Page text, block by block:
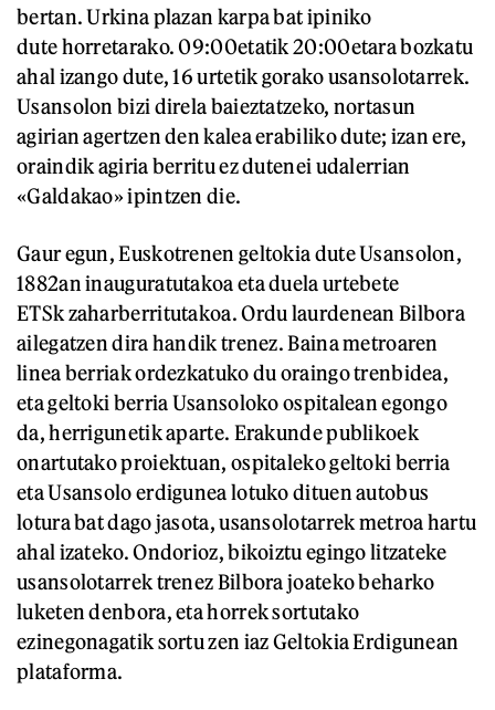
bertan. Urkina plazan karpa bat ipiniko
dute horretarako. 09:00etatik 20:00etara bozkatu
ahal izango dute, 16 urtetik gorako usansolotarrek.
Usansolon bizi direla baieztatzeko, nortasun
agirian agertzen den kalea erabiliko dute; izan ere,
oraindik agiria berritu ez dutenei udalerrian
«Galdakao» ipintzen die.
Gaur egun, Euskotrenen geltokia dute Usansolon,
1882an inauguratutakoa eta duela urtebete
ETSk zaharberritutakoa. Ordu laurdenean Bilbora
ailegatzen dira handik trenez. Baina metroaren
linea berriak ordezkatuko du oraingo trenbidea,
eta geltoki berria Usansoloko ospitalean egongo
da, herrigunetik aparte. Erakunde publikoek
onartutako proiektuan, ospitaleko geltoki berria
eta Usansolo erdigunea lotuko dituen autobus
lotura bat dago jasota, usansolotarrek metroa hartu
ahal izateko. Ondorioz, bikoiztu egingo litzateke
usansolotarrek trenez Bilbora joateko beharko
luketen denbora, eta horrek sortutako
ezinegonagatik sortu zen iaz Geltokia Erdigunean
plataforma.